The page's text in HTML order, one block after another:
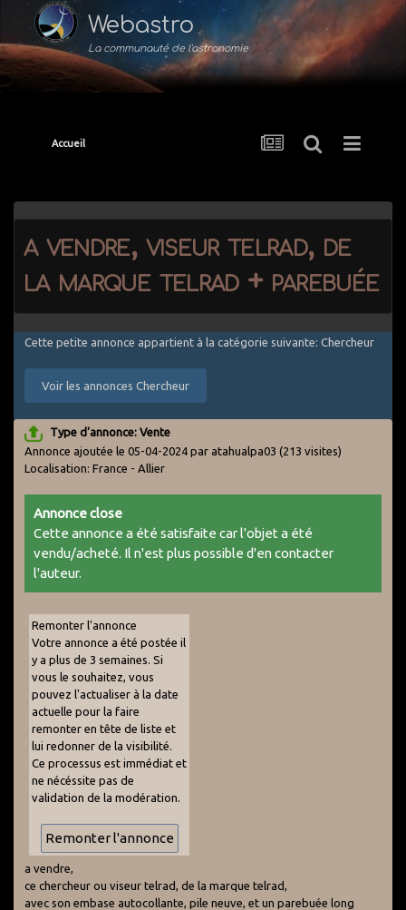
Webastro
La communauté de l'astronomie
Accueil
a vendre, viseur telrad, de
la marque telrad + parebuée
Cette petite annonce appartient à la catégorie suivante: Chercheur
Voir les annonces Chercheur
Type d'annonce: Vente
Annonce ajoutée le 05-04-2024 par atahualpa03 (213 visites)
Localisation: France - Allier
Annonce close
Cette annonce a été satisfaite car l'objet a été
vendu/acheté. Il n'est plus possible d'en contacter
l'auteur.
Remonter l'annonce
Votre annonce a été postée il
y a plus de 3 semaines. Si
vous le souhaitez, vous
pouvez l'actualiser à la date
actuelle pour la faire
remonter en tête de liste et
lui redonner de la visibilité.
Ce processus est immédiat et
ne nécéssite pas de
validation de la modération.
a vendre,
ce chercheur ou viseur telrad, de la marque telrad,
avec son embase autocollante, pile neuve, et un parebuée long